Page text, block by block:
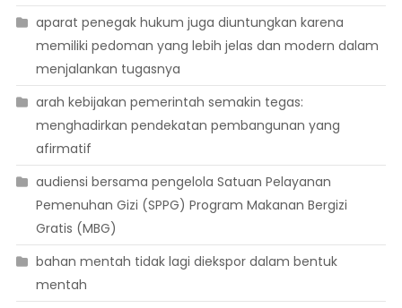
aparat penegak hukum juga diuntungkan karena
memiliki pedoman yang lebih jelas dan modern dalam
menjalankan tugasnya
arah kebijakan pemerintah semakin tegas:
menghadirkan pendekatan pembangunan yang
afirmatif
audiensi bersama pengelola Satuan Pelayanan
Pemenuhan Gizi (SPPG) Program Makanan Bergizi
Gratis (MBG)
bahan mentah tidak lagi diekspor dalam bentuk
mentah